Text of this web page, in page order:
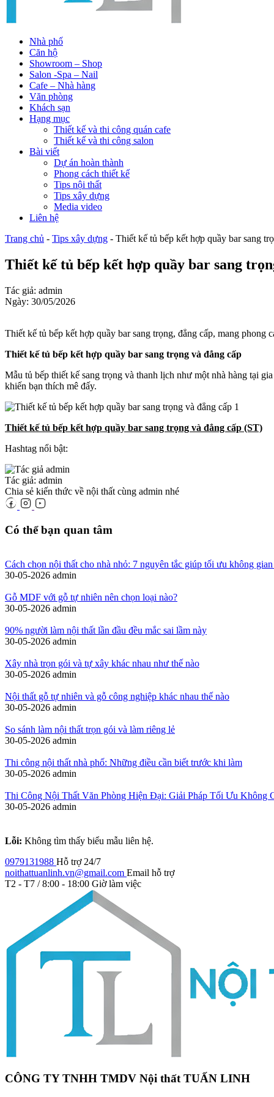
Nhà phố
Căn hộ
Showroom – Shop
Salon -Spa – Nail
Cafe – Nhà hàng
Văn phòng
Khách sạn
Hạng mục
Thiết kế và thi công quán cafe
Thiết kế và thi công salon
Bài viết
Dự án hoàn thành
Phong cách thiết kế
Tips nội thất
Tips xây dựng
Media video
Liên hệ
Trang chủ - Tips xây dựng - Thiết kế tủ bếp kết hợp quầy bar sang
Thiết kế tủ bếp kết hợp quầy bar sang
Tác giả: admin
Ngày: 30/05/2026
Thiết kế tủ bếp kết hợp quầy bar sang trọng, đẳng cấp, mang
Thiết kế tủ bếp kết hợp quầy bar sang trọng và đẳng cấp
Mẫu tủ bếp thiết kế sang trọng và thanh lịch như một nhà hàng tại
khiến bạn thích mê đấy.
Thiết kế tủ bếp kết hợp quầy bar sang trọng và đẳng cấp (ST)
Hashtag nổi bật:
Tác giả: admin
Chia sẻ kiến thức về nội thất cùng admin nhé
Có thể bạn quan tâm
Cách chọn nội thất cho nhà nhỏ: 7 nguyên tắc giúp tối ưu không
30-05-2026 admin
Gỗ MDF với gỗ tự nhiên nên chọn loại nào?
30-05-2026 admin
90% người làm nội thất lần đầu đều mắc sai lầm này
30-05-2026 admin
Xây nhà trọn gói và tự xây khác nhau như thế nào
30-05-2026 admin
Nội thất gỗ tự nhiên và gỗ công nghiệp khác nhau thế nào
30-05-2026 admin
So sánh làm nội thất trọn gói và làm riêng lẻ
30-05-2026 admin
Thi công nội thất nhà phố: Những điều cần biết trước khi làm
30-05-2026 admin
Thi Công Nội Thất Văn Phòng Hiện Đại: Giải Pháp Tối Ưu Không
30-05-2026 admin
Lỗi: Không tìm thấy biểu mẫu liên hệ.
0979131988 Hỗ trợ 24/7
noithattuanlinh.vn@gmail.com Email hỗ trợ
T2 - T7 / 8:00 - 18:00 Giờ làm việc
CÔNG TY TNHH TMDV Nội thất TUẤN LINH